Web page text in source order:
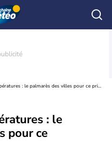
Soleil, pluie, températures : le palmarès des villes pour ce printemps 2024
: le
pour ce